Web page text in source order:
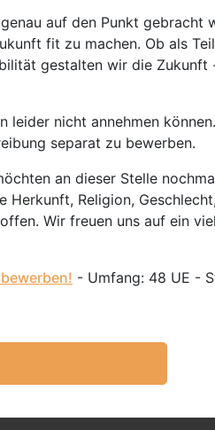
auf den Punkt gebracht
fit zu machen. Ob als
gestalten wir die Zukunft
nicht annehmen
separat zu bewerben.
an dieser Stelle
Herkunft, Religion,
Wir freuen uns auf ein
- Umfang: 48 UE -